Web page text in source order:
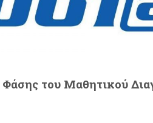
Φάσης του Μαθητικού